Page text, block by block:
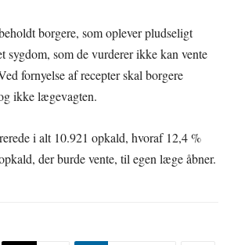
borgere, som oplever pludseligt
sygdom, som de vurderer ikke kan vente
fornyelse af recepter skal borgere
ikke lægevagten.
i alt 10.921 opkald, hvoraf 12,4 %
der burde vente, til egen læge åbner.